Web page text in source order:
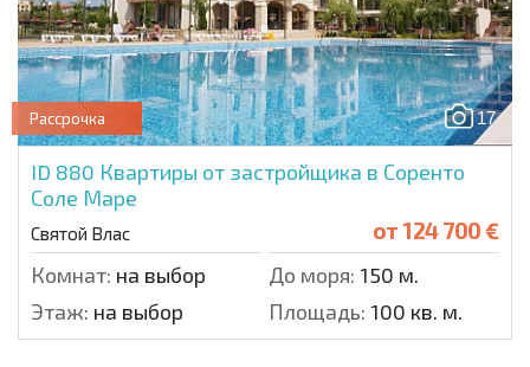
17
Рассрочка
ID 880 Квартиры от застройщика в Соренто
Соле Маре
Святой Влас от124 700 €
Комнат: на выбор До моря: 150 м.
Этаж: на выбор Площадь: 100 кв. м.